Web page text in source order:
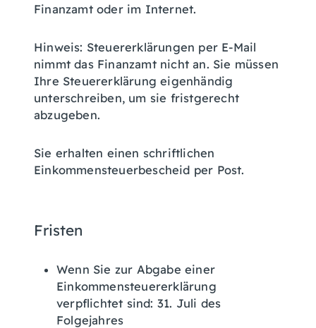
Finanzamt oder im Internet.
Hinweis: Steuererklärungen per E-Mail
nimmt das Finanzamt nicht an. Sie müssen
Ihre Steuererklärung eigenhändig
unterschreiben, um sie fristgerecht
abzugeben.
Sie erhalten einen schriftlichen
Einkommensteuerbescheid per Post.
Fristen
Wenn Sie zur Abgabe einer
Einkommensteuererklärung
verpflichtet sind: 31. Juli des
Folgejahres